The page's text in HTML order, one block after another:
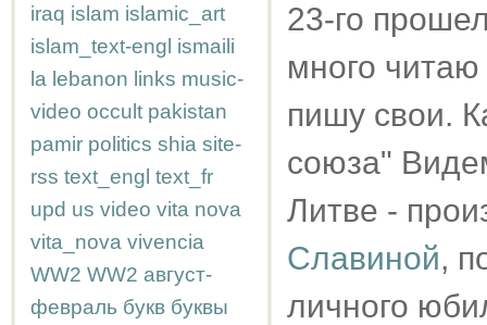
iraq islam islamic_art
islam_text-engl ismaili
la lebanon links music-
video occult pakistan
pamir politics shia site-
rss text_engl text_fr
upd us video vita nova
vita_nova vivencia
WW2 WW2 август-
февраль букв буквы
23-го
много читаю
пишу свои.
союза"
Литве -
Славиной,
личного